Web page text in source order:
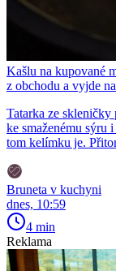
Kašlu na kupované
z obchodu a vyjde
Tatarka ze
ke smaženému sýru
tom kelímku je.
Bruneta v kuchyni
dnes, 10:59
4 min
Reklama